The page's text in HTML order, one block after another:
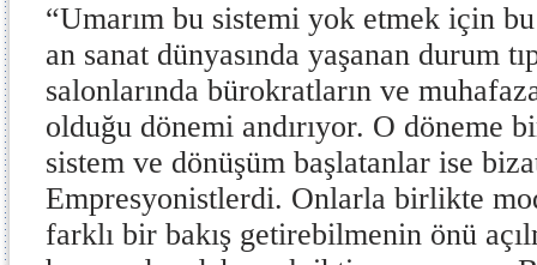
“Umarım bu sistemi yok etmek için
an sanat dünyasında yaşanan durum
salonlarında bürokratların ve
olduğu dönemi andırıyor. O döneme
sistem ve dönüşüm başlatanlar ise
Empresyonistlerdi. Onlarla birlikte
farklı bir bakış getirebilmenin önü